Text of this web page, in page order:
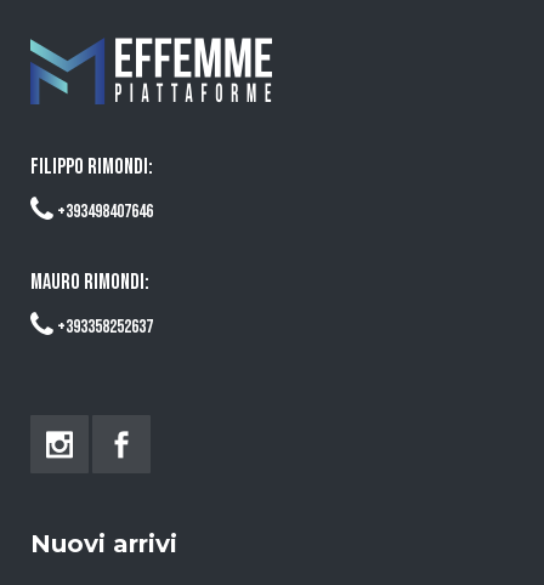
FILIPPO RIMONDI:
+393498407646
MAURO RIMONDI:
+393358252637
Nuovi arrivi